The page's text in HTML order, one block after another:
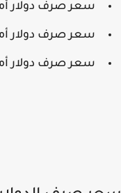
سعر صرف دولار أمريكي 0.92 فرنك مقابل
سعر صرف دولار أمريكي 7.06 كونا مقابل
سعر صرف دولار أمريكي 0.92 يورو